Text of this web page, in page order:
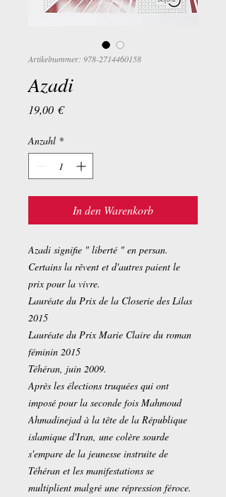
Artikelnummer: 978-2714460158
Azadi
19,00 €Preis
Anzahl *
In den Warenkorb
Azadi signifie " liberté " en persan.
Certains la rêvent et d'autres paient le
prix pour la vivre.
Lauréate du Prix de la Closerie des Lilas
2015
Lauréate du Prix Marie Claire du roman
féminin 2015
Téhéran, juin 2009.
Après les élections truquées qui ont
imposé pour la seconde fois Mahmoud
Ahmadinejad à la tête de la République
islamique d'Iran, une colère sourde
s'empare de la jeunesse instruite de
Téhéran et les manifestations se
multiplient malgré une répression féroce.